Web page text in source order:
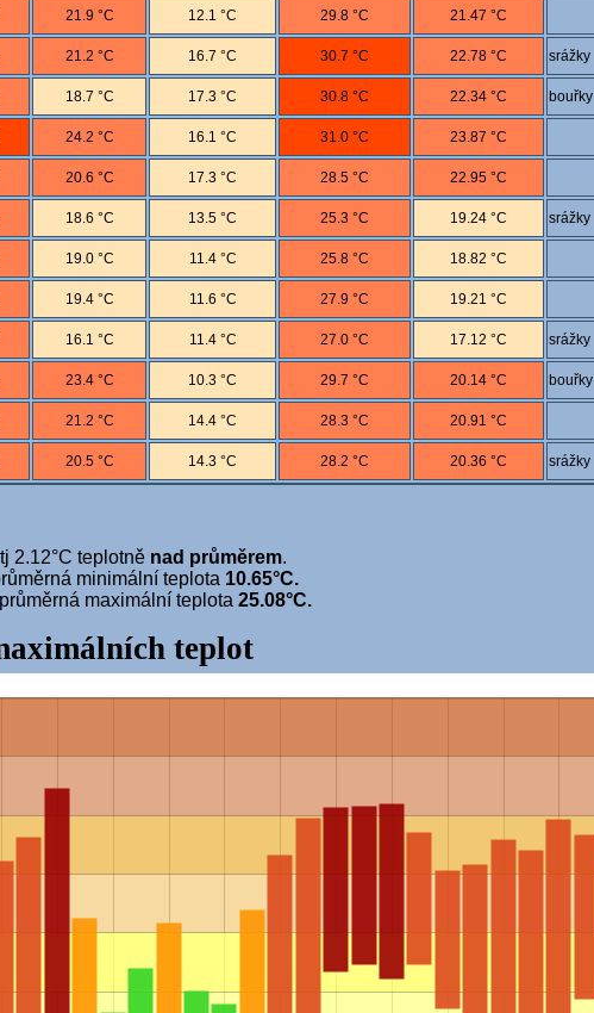
21.9 °C 12.1 °C 29.8 °C 21.47 °C
21.2 °C 16.7 °C 30.7 °C 22.78 °C srážky
18.7 °C 17.3 °C 30.8 °C 22.34 °C bouřky
24.2 °C 16.1 °C 31.0 °C 23.87 °C
20.6 °C 17.3 °C 28.5 °C 22.95 °C
18.6 °C 13.5 °C 25.3 °C 19.24 °C srážky
19.0 °C 11.4 °C 25.8 °C 18.82 °C
19.4 °C 11.6 °C 27.9 °C 19.21 °C
16.1 °C 11.4 °C 27.0 °C 17.12 °C srážky
23.4 °C 10.3 °C 29.7 °C 20.14 °C bouřky
21.2 °C 14.4 °C 28.3 °C 20.91 °C
20.5 °C 14.3 °C 28.2 °C 20.36 °C srážky
tj 2.12°C teplotně nad průměrem.
minimální teplota 10.65°C.
maximální teplota 25.08°C.
teplot